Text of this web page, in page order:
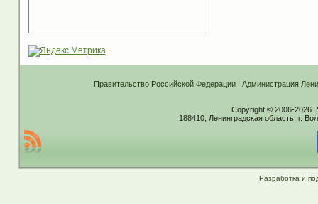
Правительство Российской Федерации| Администрация
Copyright © 2006-2026.
188410, Ленинградская область, г.
Разработка и